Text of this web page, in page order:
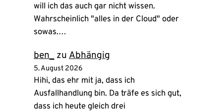
will ich das auch gar nicht wissen.
Wahrscheinlich "alles in der Cloud" oder
sowas.…
ben_zu Abhängig
5. August 2026
Hihi, das ehr mit ja, dass ich
Ausfallhandlung bin. Da träfe es sich gut,
dass ich heute gleich drei